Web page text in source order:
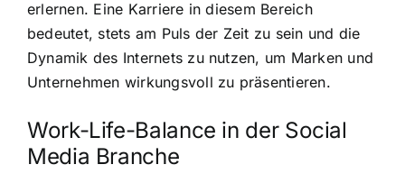
erlernen. Eine Karriere in diesem Bereich
bedeutet, stets am Puls der Zeit zu sein und die
Dynamik des Internets zu nutzen, um Marken und
Unternehmen wirkungsvoll zu präsentieren.
Work-Life-Balance in der Social
Media Branche